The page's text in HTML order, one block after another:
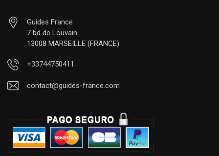
Guides France
7 bd de Louvain
13008 MARSEILLE (FRANCE)
+33744750411
contact@guides-france.com